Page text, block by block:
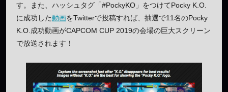
す。また、ハッシュタグ「#PockyKO」をつけてPocky K.O.
に成功した動画をTwitterで投稿すれば、抽選で11名のPocky
K.O.成功動画がCAPCOM CUP 2019の会場の巨大スクリーン
で放送されます！